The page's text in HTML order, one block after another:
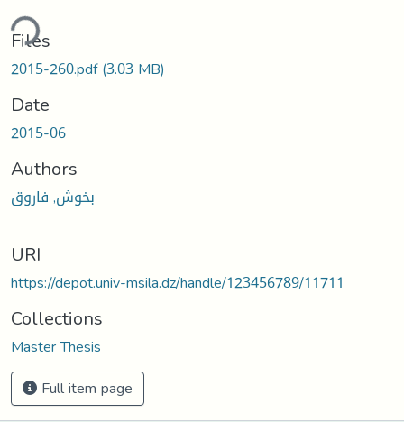
Files
2015-260.pdf(3.03 MB)
Date
2015-06
Authors
بخوش, فاروق
URI
https://depot.univ-msila.dz/handle/123456789/11711
Collections
Master Thesis
Full item page